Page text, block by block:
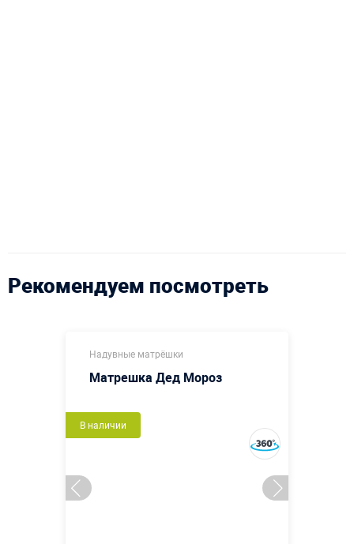
Рекомендуем посмотреть
Надувные матрёшки
Матрешка Дед Мороз
В наличии